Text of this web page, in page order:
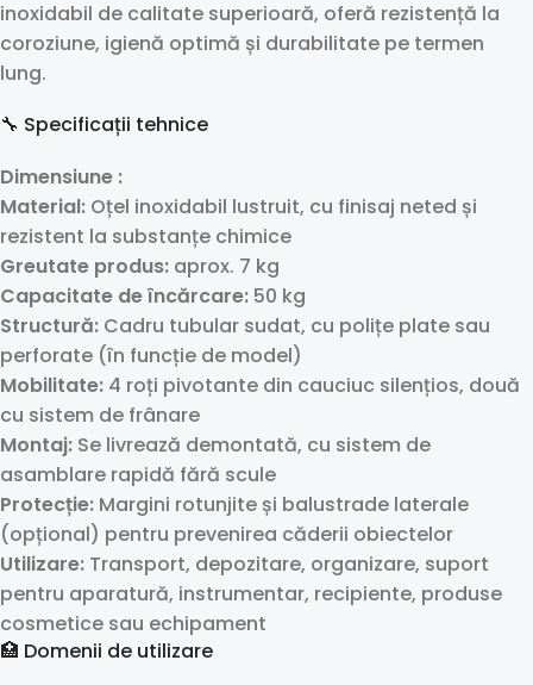
inoxidabil de calitate superioară, oferă rezistență la
coroziune, igienă optimă și durabilitate pe termen
lung.
🔧 Specificații tehnice
Dimensiune :
Material: Oțel inoxidabil lustruit, cu finisaj neted și
rezistent la substanțe chimice
Greutate produs: aprox. 7 kg
Capacitate de încărcare: 50 kg
Structură: Cadru tubular sudat, cu polițe plate sau
perforate (în funcție de model)
Mobilitate: 4 roți pivotante din cauciuc silențios, două
cu sistem de frânare
Montaj: Se livrează demontată, cu sistem de
asamblare rapidă fără scule
Protecție: Margini rotunjite și balustrade laterale
(opțional) pentru prevenirea căderii obiectelor
Utilizare: Transport, depozitare, organizare, suport
pentru aparatură, instrumentar, recipiente, produse
cosmetice sau echipament
🏥 Domenii de utilizare